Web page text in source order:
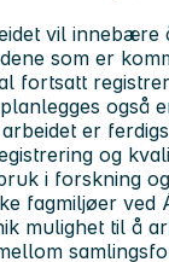
vil innebære
som er
fortsatt
også
er
og
i forskning
fagmiljøer ved
mulighet til å